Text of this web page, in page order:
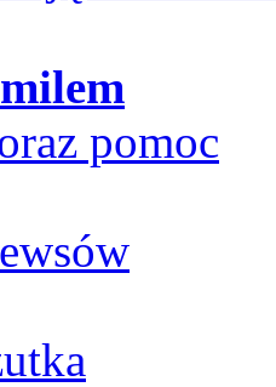
pomoc